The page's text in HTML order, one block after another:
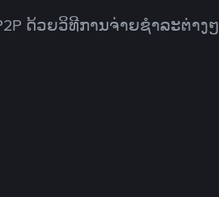
ດ້ວຍວິທີການຈ່າຍຊຳລະຕ່າງໆ